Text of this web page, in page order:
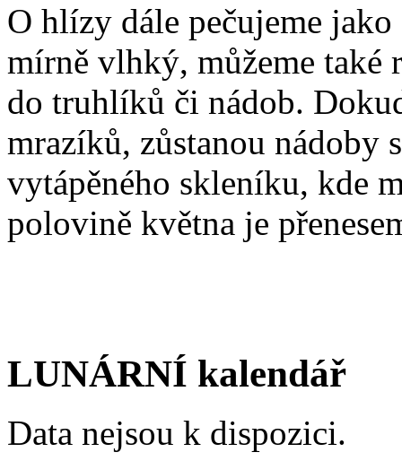
O hlízy dále pečujeme
mírně vlhký, můžeme také
do truhlíků či nádob.
mrazíků, zůstanou nádoby
vytápěného skleníku, kde
polovině května je
LUNÁRNÍ kalendář
Data nejsou k dispozici.